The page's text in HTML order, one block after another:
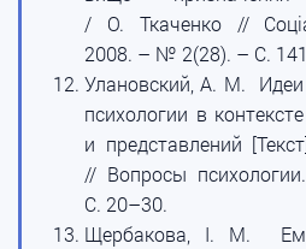
/ О. Ткаченко //
2008. – № 2(28). – С.
Улановский, А. М. Идеи
психологии в
и представлений
// Вопросы
С. 20–30.
Щербакова, І. М.